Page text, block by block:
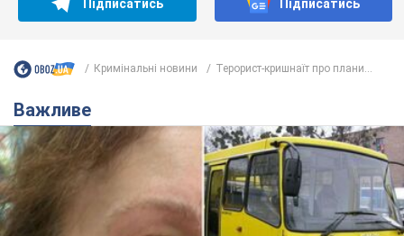
Підписатись Підписатись
Кримінальні новини Терорист-кришнаїт про плани...
Важливе